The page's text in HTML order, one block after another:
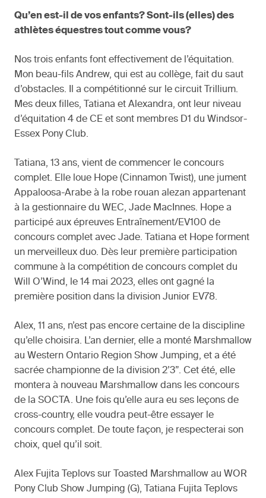
Qu’en est-il de vos enfants? Sont-ils (elles) des
athlètes équestres tout comme vous?
Nos trois enfants font effectivement de l’équitation.
Mon beau-fils Andrew, qui est au collège, fait du saut
d’obstacles. Il a compétitionné sur le circuit Trillium.
Mes deux filles, Tatiana et Alexandra, ont leur niveau
d’équitation 4 de CE et sont membres D1 du Windsor-
Essex Pony Club.
Tatiana, 13 ans, vient de commencer le concours
complet. Elle loue Hope (Cinnamon Twist), une jument
Appaloosa-Arabe à la robe rouan alezan appartenant
à la gestionnaire du WEC, Jade MacInnes. Hope a
participé aux épreuves Entraînement/EV100 de
concours complet avec Jade. Tatiana et Hope forment
un merveilleux duo. Dès leur première participation
commune à la compétition de concours complet du
Will O’Wind, le 14 mai 2023, elles ont gagné la
première position dans la division Junior EV78.
Alex, 11 ans, n’est pas encore certaine de la discipline
qu’elle choisira. L’an dernier, elle a monté Marshmallow
au Western Ontario Region Show Jumping, et a été
sacrée championne de la division 2’3”. Cet été, elle
montera à nouveau Marshmallow dans les concours
de la SOCTA. Une fois qu’elle aura eu ses leçons de
cross-country, elle voudra peut-être essayer le
concours complet. De toute façon, je respecterai son
choix, quel qu’il soit.
Alex Fujita Teplovs sur Toasted Marshmallow au WOR
Pony Club Show Jumping (G), Tatiana Fujita Teplovs